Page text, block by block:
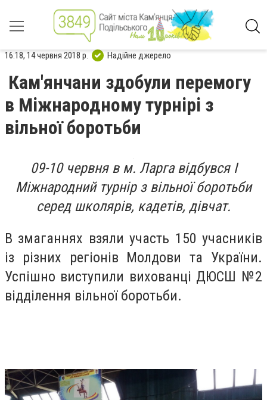
16:18, 14 червня 2018 р. Надійне джерело
Кам'янчани здобули перемогу
в Міжнародному турнірі з
вільної боротьби
09-10 червня в м. Ларга відбувся I
Міжнародний турнір з вільної боротьби
серед школярів, кадетів, дівчат.
В змаганнях взяли участь 150 учасників
із різних регіонів Молдови та України.
Успішно виступили вихованці ДЮСШ №2
відділення вільної боротьби.